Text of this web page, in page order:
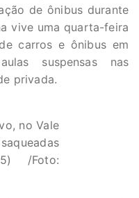
de ônibus durante
vive uma quarta-feira
carros e ônibus em
suspensas nas
privada.
no Vale
/Foto: